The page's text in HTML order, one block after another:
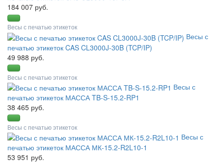
184 007 руб.
Весы с печатью этикеток
Весы с
печатью этикеток CAS CL3000J-30B (TCP/IP)
49 988 руб.
Весы с печатью этикеток
Весы с
печатью этикеток МАССА TB-S-15.2-RP1
38 465 руб.
Весы с печатью этикеток
Весы с
печатью этикеток МАССА МК-15.2-R2L10-1
53 951 руб.